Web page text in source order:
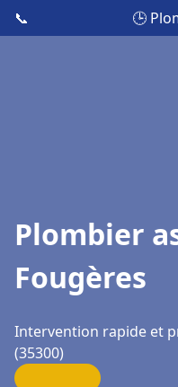
📞 🕒
Plombier
Fougères
Intervention rapide et
(35300)